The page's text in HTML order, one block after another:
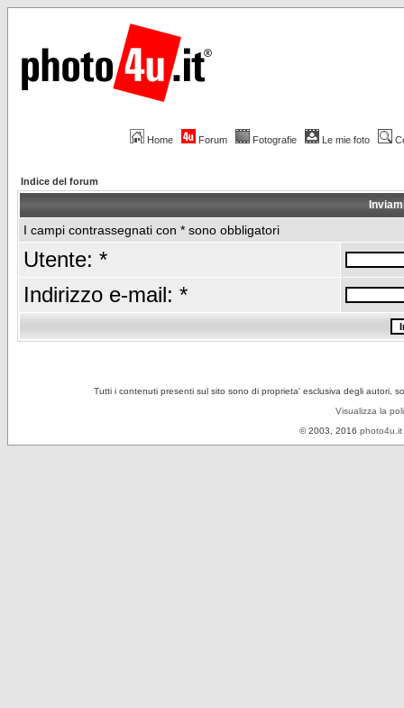
Home Forum Fotografie Le mie foto
Indice del forum
I campi contrassegnati con * sono obbligatori
Utente: *
Indirizzo e-mail: *
Tutti i contenuti presenti sul sito sono di proprieta' esclusiva degli autori,
Visualizza la
© 2003, 2016 photo4u.it